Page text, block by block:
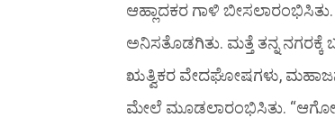
ಆಹ್ಲಾದಕರ ಗಾಳಿ
ಅನಿಸತೊಡಗಿತು. ಮತ್ತೆ ತನ್ನ
ಋತ್ವಿಕರ ವೇದಘೋಷಗಳು,
ಮೇಲೆ ಮೂಡಲಾರಂಭಿಸಿತು. “ಆಗೋ